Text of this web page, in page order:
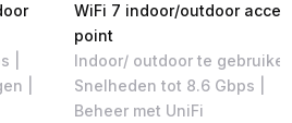
|
|
WiFi 7 indoor/outdoor
point
Indoor/ outdoor te
Snelheden tot 8.6 Gbps |
Beheer met UniFi